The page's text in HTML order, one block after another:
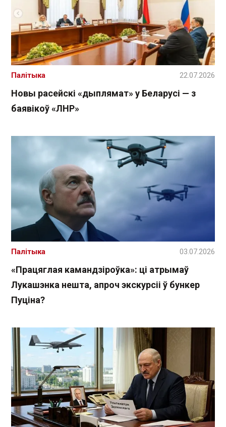
Новы расейскі «дыплямат» у Беларусі — з
баявікоў «ЛНР»
Палітыка 22.07.2026
«Працяглая камандзіроўка»: ці атрымаў
Лукашэнка нешта, апроч экскурсіі ў бункер
Пуціна?
Палітыка 03.07.2026